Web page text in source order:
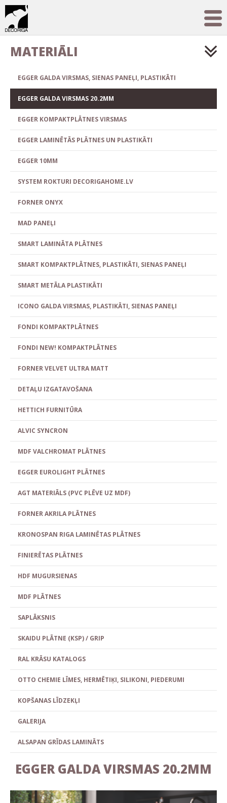
MATERIĀLI
EGGER GALDA VIRSMAS, SIENAS PANEĻI, PLASTIKĀTI
EGGER GALDA VIRSMAS 20.2MM
EGGER KOMPAKTPLĀTNES VIRSMAS
EGGER LAMINĒTĀS PLĀTNES UN PLASTIKĀTI
EGGER 10MM
SYSTEM ROKTURI DECORIGAHOME.LV
FORNER ONYX
MAD PANEĻI
SMART LAMINĀTA PLĀTNES
SMART KOMPAKTPLĀTNES, PLASTIKĀTI, SIENAS PANEĻI
SMART METĀLA PLASTIKĀTI
ICONO GALDA VIRSMAS, PLASTIKĀTI, SIENAS PANEĻI
FONDI KOMPAKTPLĀTNES
FONDI NEW! KOMPAKTPLĀTNES
FORNER VELVET ULTRA MATT
DETAĻU IZGATAVOŠANA
HETTICH FURNITŪRA
ALVIC SYNCRON
MDF VALCHROMAT PLĀTNES
EGGER EUROLIGHT PLĀTNES
AGT MATERIĀLS (PVC PLĒVE UZ MDF)
FORNER AKRILA PLĀTNES
KRONOSPAN RIGA LAMINĒTAS PLĀTNES
FINIERĒTAS PLĀTNES
HDF MUGURSIENAS
MDF PLĀTNES
SAPLĀKSNIS
SKAIDU PLĀTNE (KSP) / GRIP
RAL KRĀSU KATALOGS
OTTO CHEMIE LĪMES, HERMĒTIĶI, SILIKONI, PIEDERUMI
KOPŠANAS LĪDZEKĻI
GALERIJA
ALSAPAN GRĪDAS LAMINĀTS
EGGER GALDA VIRSMAS 20.2MM